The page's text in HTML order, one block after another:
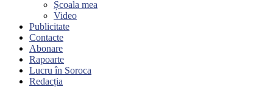
Școala mea
Video
Publicitate
Contacte
Abonare
Rapoarte
Lucru în Soroca
Redacția